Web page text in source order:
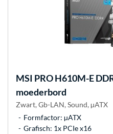
MSI PRO H610M-E
moederbord
Zwart, Gb-LAN, Sound, µATX
Formfactor: µATX
Grafisch: 1x PCIe x16